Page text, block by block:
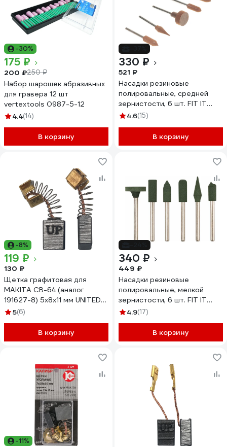
-30%
175 ₽
200 ₽250 ₽
Набор шарошек абразивных
для гравера 12 шт
vertextools 0987-5-12
4.4(14)
В корзину
330 ₽
521 ₽
Насадки резиновые
полировальные, средней
зернистости, 6 шт. FIT IT
36922
4.6(15)
В корзину
-8%
119 ₽
130 ₽
Щетка графитовая для
MAKITA СВ-64 (аналог
191627-8) 5x8х11 мм UNITED
PARTS 90-0901
5(6)
В корзину
340 ₽
449 ₽
Насадки резиновые
полировальные, мелкой
зернистости, 6 шт. FIT IT
36923
4.9(17)
В корзину
-11%